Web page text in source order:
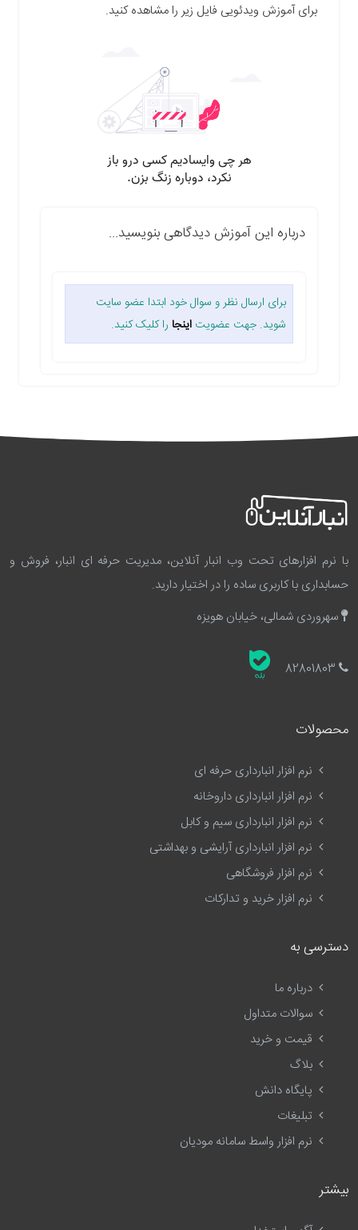
برای آموزش ویدئویی فایل زیر را مشاهده کنید.
درباره این آموزش دیدگاهی بنویسید...
برای ارسال نظر و سوال خود ابتدا عضو سایت
شوید. جهت عضویت اینجا را کلیک کنید.
با نرم افزارهای تحت وب انبار آنلاین، مدیریت حرفه ای انبار، فروش و
حسابداری با کاربری ساده را در اختیار دارید.
سهروردی شمالی، خیابان هویزه
محصولات
نرم افزار انبارداری حرفه ای
نرم افزار انبارداری داروخانه
نرم افزار انبارداری سیم و کابل
نرم افزار انبارداری آرایشی و بهداشتی
نرم افزار فروشگاهی
نرم افزار خرید و تدارکات
دسترسی به
درباره ما
سوالات متداول
قیمت و خرید
بلاگ
پایگاه دانش
تبلیغات
نرم افزار واسط سامانه مودیان
بیشتر